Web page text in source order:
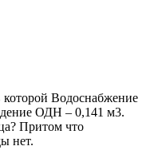
Водоснабжение
ОДН – 0,141 м3.
Притом что
нет.